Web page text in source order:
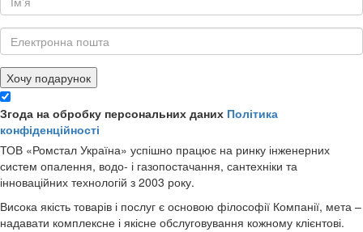
Хочу подарунок
Згода на обробку персональних даних Політика
конфіденційності
ТОВ «Ромстал Україна» успішно працює на ринку інженерних
систем опалення, водо- і газопостачання, сантехніки та
інноваційних технологій з 2003 року.
Висока якість товарів і послуг є основою філософії Компанії, мета –
надавати комплексне і якісне обслуговування кожному клієнтові.